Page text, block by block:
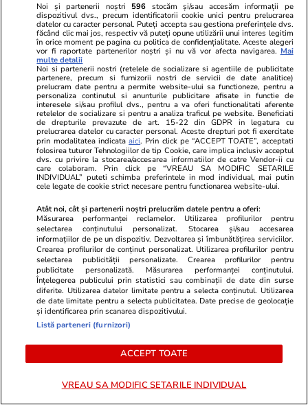
Calendar ortodox martie 2021
L 1 Sf. Cuv. Mc. Evdochia; Sf. Cuv. Domnina;
Sf. Mc. Antonina; Sf. Mc. Marcel şi Antonie
M 2 Sf. Sfințit Mc. Teodot; Sf. Mc. Isihie şi
Nestor
M 3 Sf. Mc. Eutropie, Cleonic şi Vasilisc
(Post)
J 4 Sf. Cuv. Gherasim de la Iordan; Sf. Mc.
Pavel şi Iuliana, sora lui
V 5 Sf. Mc. Conon din Isauria; Sf. Mc. Conon
Grădinarul, Sf. Mc. Iraida; Sf. Cuv. Marcu
Noi și partenerii noștri 596 stocăm și/sau accesăm informații pe
dispozitivul dvs., precum identificatorii cookie unici pentru prelucrarea
datelor cu caracter personal. Puteți accepta sau gestiona preferințele dvs.
făcând clic mai jos, respectiv vă puteți opune utilizării unui interes legitim
în orice moment pe pagina cu politica de confidențialitate. Aceste alegeri
vor fi raportate partenerilor noștri și nu vă vor afecta navigarea. Mai
multe detalii
Noi si partenerii nostri (retelele de socializare si agentiile de publicitate
partenere, precum si furnizorii nostri de servicii de date analitice)
prelucram date pentru a permite website-ului sa functioneze, pentru a
personaliza continutul si anunturile publicitare afisate in functie de
interesele si/sau profilul dvs., pentru a va oferi functionalitati aferente
retelelor de socializare si pentru a analiza traficul pe website. Beneficiati
de drepturile prevazute de art. 15-22 din GDPR in legatura cu
prelucrarea datelor cu caracter personal. Aceste drepturi pot fi exercitate
prin modalitatea indicataaici. Prin click pe “ACCEPT TOATE”, acceptati
folosirea tuturor Tehnologiilor de tip Cookie, care implica inclusiv acceptul
dvs. cu privire la stocarea/accesarea informatiilor de catre Vendor-ii cu
care colaboram. Prin click pe “VREAU SA MODIFIC SETARILE
INDIVIDUAL” puteti schimba preferintele in mod individual, mai putin
cele legate de cookie strict necesare pentru functionarea website-ului.
Atât noi, cât și partenerii noștri prelucrăm datele pentru a oferi:
Măsurarea performanței reclamelor. Utilizarea profilurilor pentru
selectarea conținutului personalizat. Stocarea și/sau accesarea
informațiilor de pe un dispozitiv. Dezvoltarea și îmbunătățirea serviciilor.
Crearea profilurilor de conținut personalizat. Utilizarea profilurilor pentru
selectarea publicității personalizate. Crearea profilurilor pentru
publicitate personalizată. Măsurarea performanței conținutului.
Înțelegerea publicului prin statistici sau combinații de date din surse
diferite. Utilizarea datelor limitate pentru a selecta conținutul. Utilizarea
de date limitate pentru a selecta publicitatea. Date precise de geolocație
și identificarea prin scanarea dispozitivului.
Listă parteneri (furnizori)
ACCEPT TOATE
VREAU SA MODIFIC SETARILE INDIVIDUAL